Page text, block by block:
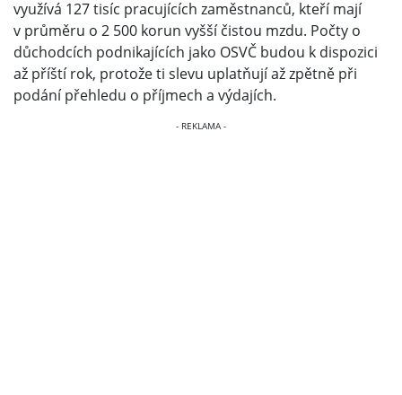
využívá 127 tisíc pracujících zaměstnanců, kteří mají
v průměru o 2 500 korun vyšší čistou mzdu. Počty o
důchodcích podnikajících jako OSVČ budou k dispozici
až příští rok, protože ti slevu uplatňují až zpětně při
podání přehledu o příjmech a výdajích.